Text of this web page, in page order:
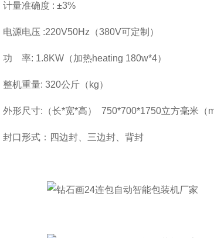
计量准确度 : ±3%
电源电压 :220V50Hz（380V可定制）
功 率: 1.8KW（加热heating 180w*4）
整机重量: 320公斤（kg）
外形尺寸:（长*宽*高） 750*700*1750立方毫米（
封口形式：四边封、三边封、背封